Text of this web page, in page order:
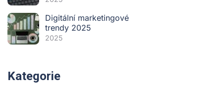
Digitální marketingové
trendy 2025
2025
Kategorie